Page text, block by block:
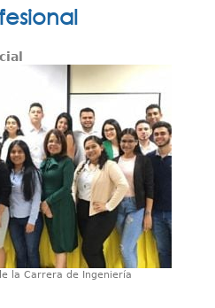
la Carrera de Ingeniería